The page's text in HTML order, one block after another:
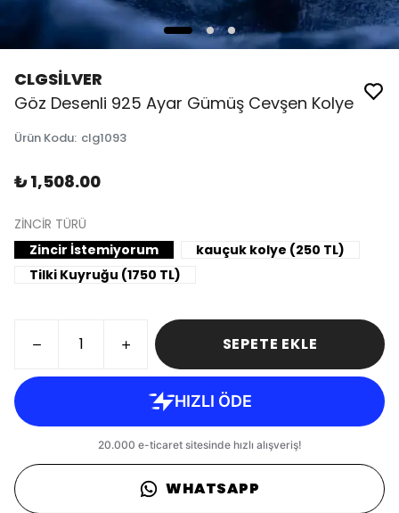
CLGSİLVER
Göz Desenli 925 Ayar Gümüş Cevşen Kolye
Ürün Kodu: clg1093
₺ 1,508.00
ZİNCİR TÜRÜ
Zincir İstemiyorum
kauçuk kolye (250 TL)
Tilki Kuyruğu (1750 TL)
SEPETE EKLE
WHATSAPP